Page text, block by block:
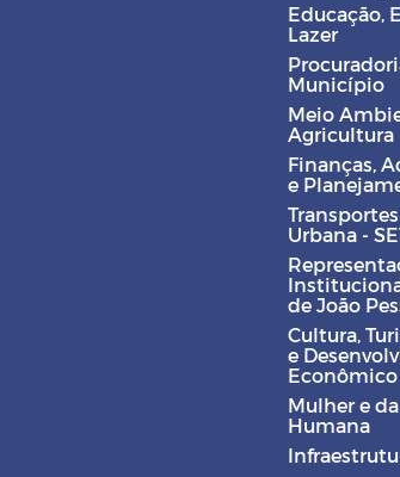
Educação,
Lazer
Município
Meio
Agricultura
Finanças,
e
Urbana -
de João
Cultura,
e
Econômico
Mulher e
Humana